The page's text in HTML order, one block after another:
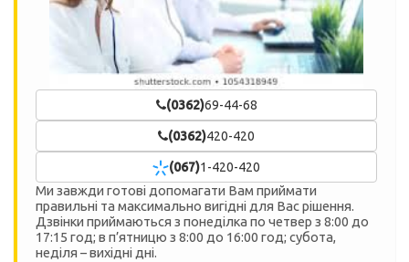
(0362)69-44-68
(0362)420-420
(067)1-420-420
Ми завжди готові допомагати Вам приймати
правильні та максимально вигідні для Вас рішення.
Дзвінки приймаються з понеділка по четвер з 8:00 до
17:15 год; в п’ятницю з 8:00 до 16:00 год; субота,
неділя – вихідні дні.